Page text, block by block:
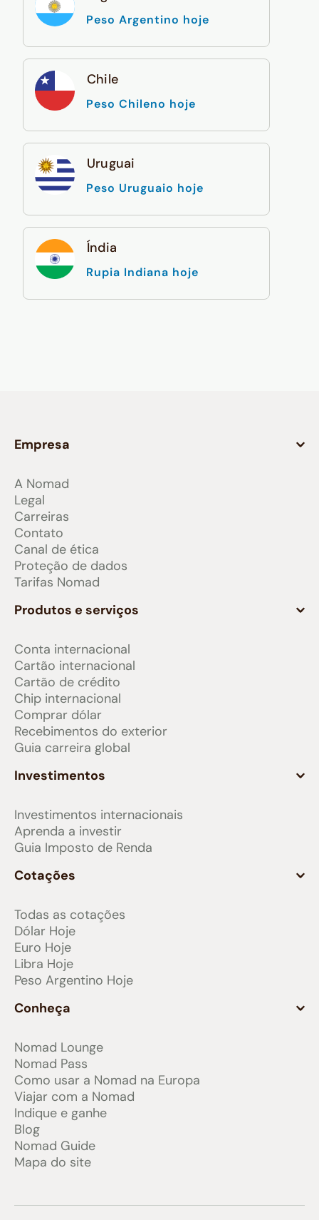
Peso Argentino hoje
Chile
Peso Chileno hoje
Uruguai
Peso Uruguaio hoje
Índia
Rupia Indiana hoje
Empresa
A Nomad
Legal
Carreiras
Contato
Canal de ética
Proteção de dados
Tarifas Nomad
Produtos e serviços
Conta internacional
Cartão internacional
Cartão de crédito
Chip internacional
Comprar dólar
Recebimentos do exterior
Guia carreira global
Investimentos
Investimentos internacionais
Aprenda a investir
Guia Imposto de Renda
Cotações
Todas as cotações
Dólar Hoje
Euro Hoje
Libra Hoje
Peso Argentino Hoje
Conheça
Nomad Lounge
Nomad Pass
Como usar a Nomad na Europa
Viajar com a Nomad
Indique e ganhe
Blog
Nomad Guide
Mapa do site